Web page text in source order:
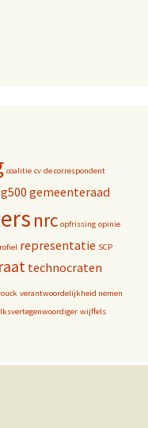
coalitie cv de correspondent
g500 gemeenteraad
nrc opfrissing opinie
representatie SCP
technocraten
verantwoordelijkheid nemen
wijffels